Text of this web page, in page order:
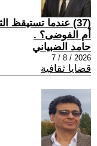
(37) عندما تستيقظ
أم الفوضى؟ .
حامد الضبياني
2026 / 8 / 7
قضايا ثقافية